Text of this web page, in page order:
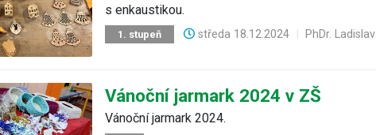
s enkaustikou.
1. stupeň středa 18.12.2024 PhDr.
Vánoční jarmark 2024 v ZŠ
Vánoční jarmark 2024.